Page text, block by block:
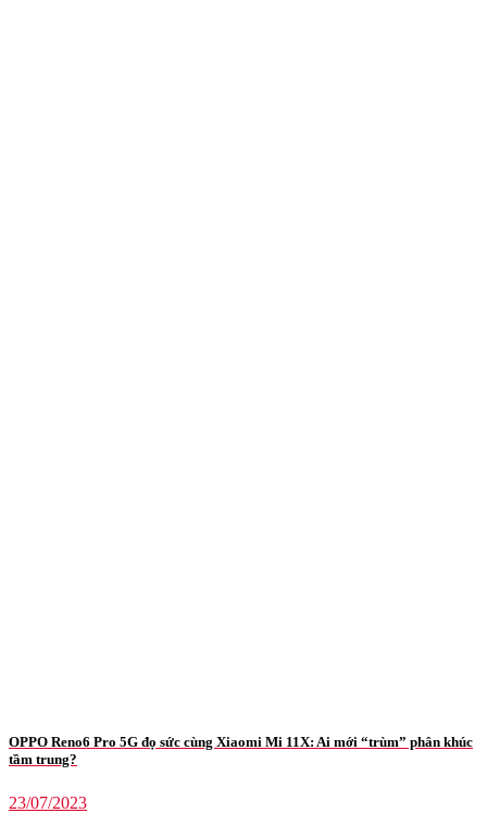
OPPO Reno6 Pro 5G đọ sức cùng Xiaomi Mi 11X: Ai mới “trùm” phân khúc
tầm trung?
23/07/2023